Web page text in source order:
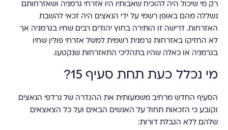
רק מי שיכול היה להוכיח שאבותיו היו אזרחי גרמניה ושאזרחותם
נשללה מהם באופן רשמי על ידי הנאצים היה זכאי להשבת
האזרחות. דרישה זו הותירה בחוץ יהודים רבים שחיו בגרמניה אך
לא החזיקו באזרחות גרמנית רשמית למשל אזרחי פולין שחיו
בגרמניה או כאלה שהיו בתהליכי התאזרחות שנקטעו.
מי נכלל כעת תחת סעיף 15?
הסעיף החדש מרחיב משמעותית את ההגדרה של נרדפי הנאצים
וקובע כי הזכאות תחול על האנשים הבאים ועל כל הצאצאים
שלהם ללא הגבלת דורות: